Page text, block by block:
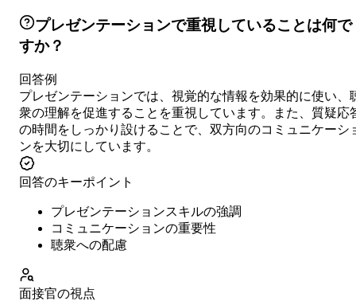
プレゼンテーションで重視していることは何で
すか？
回答例
プレゼンテーションでは、視覚的な情報を効果的に使い、
衆の理解を促進することを重視しています。また、質疑応
の時間をしっかり設けることで、双方向のコミュニケーシ
ンを大切にしています。
回答のキーポイント
プレゼンテーションスキルの強調
コミュニケーションの重要性
聴衆への配慮
面接官の視点